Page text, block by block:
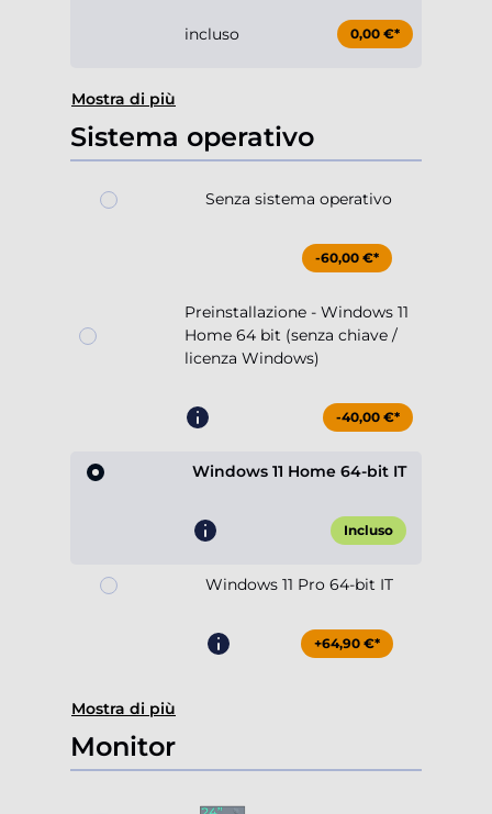
incluso 0,00 €*
Mostra di più
Sistema operativo
Senza sistema operativo
-60,00 €*
Preinstallazione - Windows 11
Home 64 bit (senza chiave /
licenza Windows)
-40,00 €*
Windows 11 Home 64-bit IT
Incluso
Windows 11 Pro 64-bit IT
+64,90 €*
Mostra di più
Monitor